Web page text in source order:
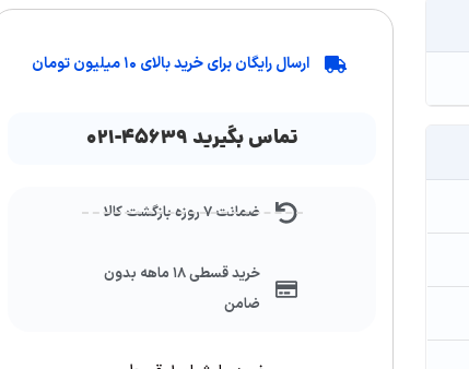
ارسال رایگان برای خرید بالای ۱۰ میلیون تومان
تماس بگیرید ۴۵۶۳۹-۰۲۱
ضمانت ۷ روزه بازگشت کالا
خرید قسطی ۱۸ ماهه بدون
ضامن